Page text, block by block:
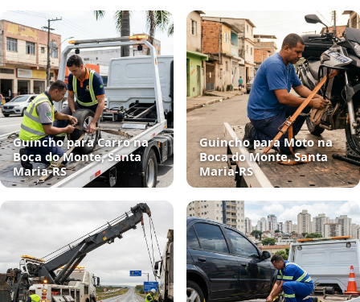
Guincho para Carro na
Boca do Monte, Santa
Maria‑RS
Guincho para Moto na
Boca do Monte, Santa
Maria‑RS